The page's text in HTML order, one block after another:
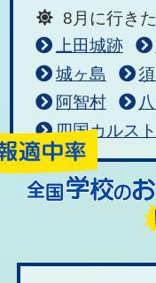
8月に行き
上田城跡
城ヶ島
阿智村
四国カルスト